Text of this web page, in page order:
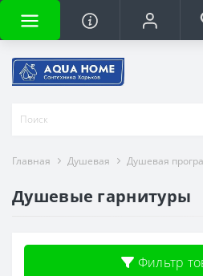
Главная Душевая Душевая
Душевые гарнитуры
Фильтр